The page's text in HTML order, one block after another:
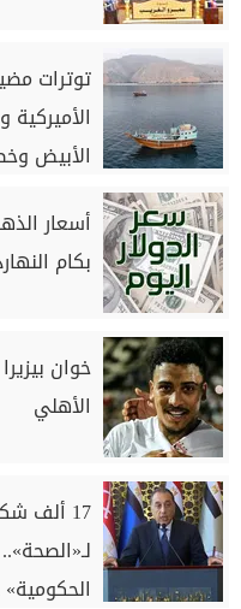
توترات
الأبيض
بكام
خوان
الأهلي